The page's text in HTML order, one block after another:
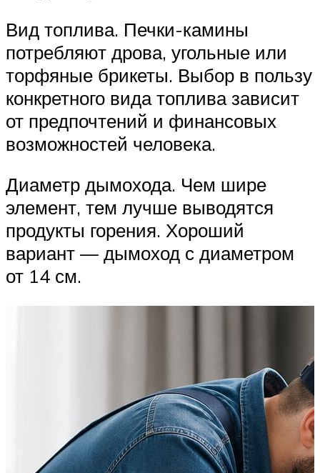
Вид топлива. Печки-камины
потребляют дрова, угольные или
торфяные брикеты. Выбор в пользу
конкретного вида топлива зависит
от предпочтений и финансовых
возможностей человека.
Диаметр дымохода. Чем шире
элемент, тем лучше выводятся
продукты горения. Хороший
вариант — дымоход с диаметром
от 14 см.